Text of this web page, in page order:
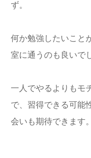
ず。
何か勉強したいこと
室に通うのも良いで
一人でやるよりもモ
で、習得できる可能
会いも期待できます。